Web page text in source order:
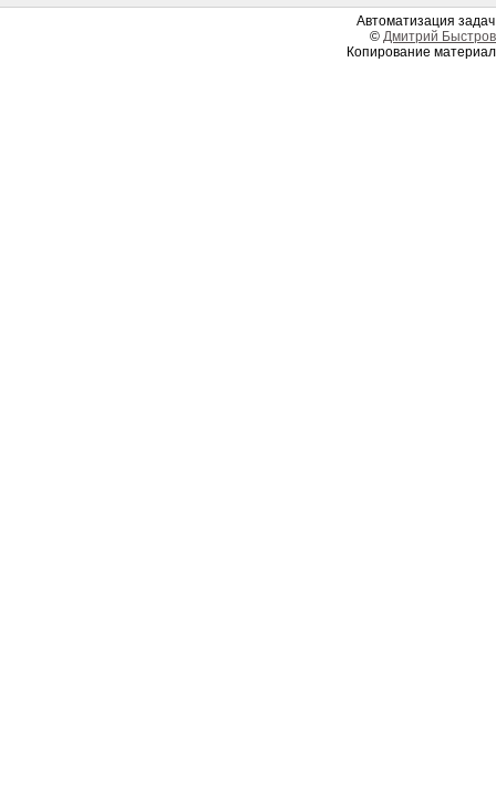
Автоматизация
© Дмитрий Быстров
Копирование